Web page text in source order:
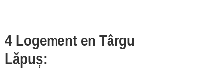
4 Logement en Târgu
Lăpuș:
[12 offers à 31.4 km]
Botiza